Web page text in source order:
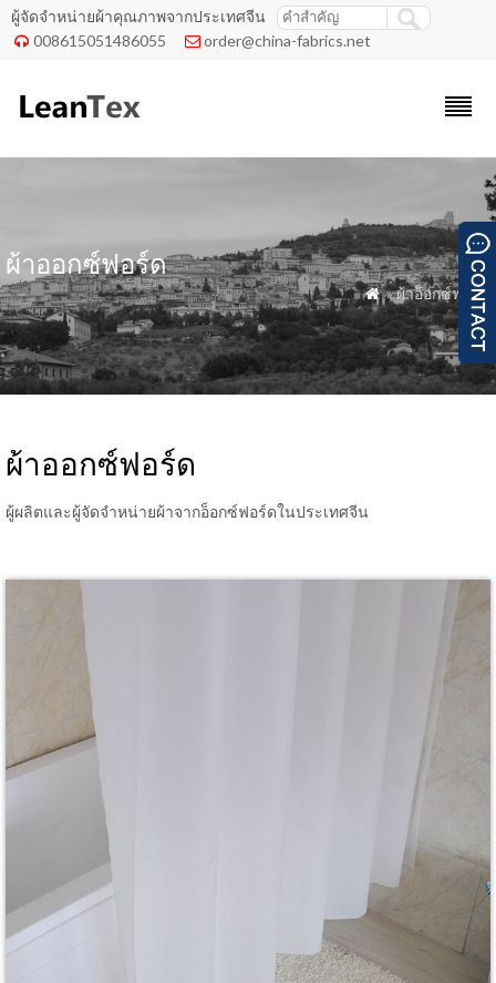
ผู้จัดจำหน่ายผ้าคุณภาพจากประเทศจีน
 008615051486055  order@china-fabrics.net
ผ้าออกซ์ฟอร์ด
 » ผ้าอ็อกซ์ฟอร์ด
ผ้าออกซ์ฟอร์ด
ผู้ผลิตและผู้จัดจำหน่ายผ้าจากอ็อกซ์ฟอร์ดในประเทศจีน